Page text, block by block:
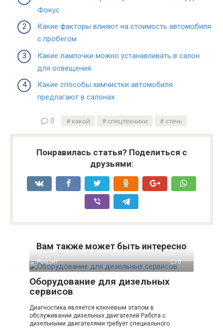
Фокус
Какие факторы влияют на стоимость автомобиля
с пробегом
Какие лампочки можно устанавливать в салон
для освещения
Какие способы химчистки автомобиля
предлагают в салонах
0 какой спецтехники стечь
Понравилась статья? Поделиться с
друзьями:
Вам также может быть интересно
Ремонт 0
Оборудование для дизельных
сервисов
Диагностика является ключевым этапом в
обслуживании дизельных двигателей Работа с
дизельными двигателями требует специального